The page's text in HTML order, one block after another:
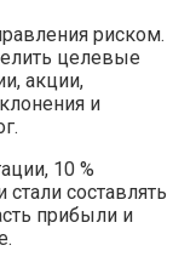
риском.
целевые
акции,
и
10 %
составлять
прибыли и